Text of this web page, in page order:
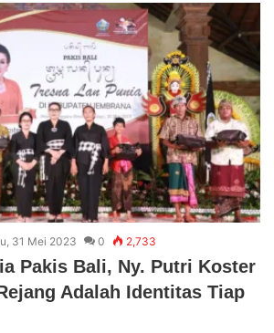
31 Mei 2023 0 2,733
Pakis Bali, Ny. Putri Koster
Adalah Identitas Tiap